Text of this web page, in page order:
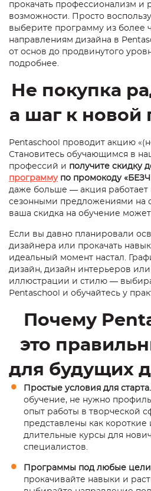
прокачать профессионализм и
возможности. Просто
выберите программу из более
направлениям дизайна в
от основ до продвинутого
подробнее.
Не покупка
а шаг к новой
Pentaschool проводит акцию
Становитесь обучающимся в
профессий и получите скидку
программупо промокоду
даже больше — акция работает
сезонными предложениями на
ваша скидка на обучение может
Если вы давно планировали
дизайнера или прокачать
идеальный момент настал.
дизайн, дизайн интерьеров
иллюстрации и стилю —
Pentaschool и обучайтесь у
Почему
это
для будущих
Простые условия для старта.
обучение, не нужно
опыт работы в творческой
представлены как короткие
длительные курсы для
специалистов.
Программы под любые
прокачивайте навыки и